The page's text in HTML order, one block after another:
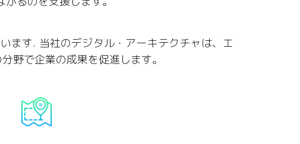
ます. 当社のデジタル・アーキテクチャは、エ
野で企業の成果を促進します。